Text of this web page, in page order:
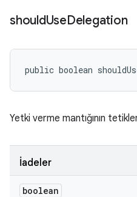
shouldUseDelegation
public boolean
Yetki verme mantığının
İadeler
boolean